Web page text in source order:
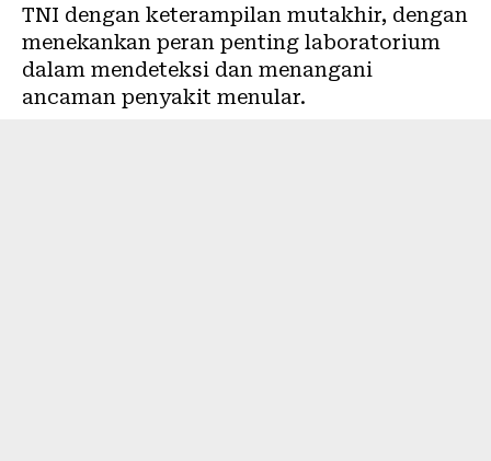
TNI dengan keterampilan mutakhir, dengan
menekankan peran penting laboratorium
dalam mendeteksi dan menangani
ancaman penyakit menular.